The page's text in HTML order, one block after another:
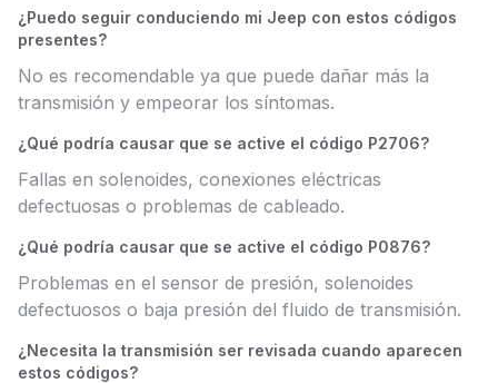
¿Puedo seguir conduciendo mi Jeep con estos códigos
presentes?
No es recomendable ya que puede dañar más la
transmisión y empeorar los síntomas.
¿Qué podría causar que se active el código P2706?
Fallas en solenoides, conexiones eléctricas
defectuosas o problemas de cableado.
¿Qué podría causar que se active el código P0876?
Problemas en el sensor de presión, solenoides
defectuosos o baja presión del fluido de transmisión.
¿Necesita la transmisión ser revisada cuando aparecen
estos códigos?